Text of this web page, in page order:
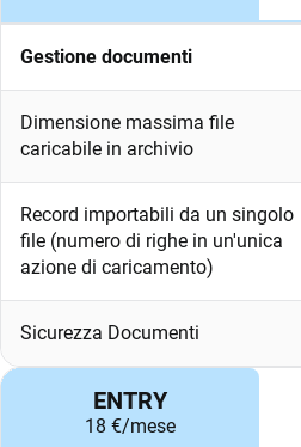
Gestione documenti
Dimensione massima file
caricabile in archivio
Record importabili da un singolo
file (numero di righe in un'unica
azione di caricamento)
Sicurezza Documenti
ENTRY
18 €/mese